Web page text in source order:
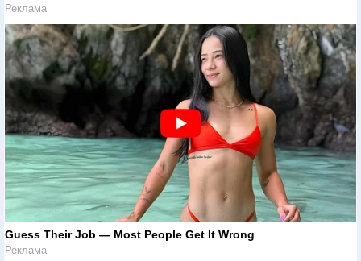
Реклама
Guess Their Job — Most People Get It Wrong
Реклама